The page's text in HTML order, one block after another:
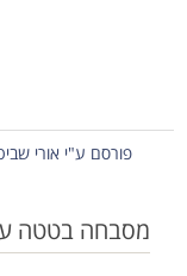
פורסם ע"י אורי
מסבחה בטטה